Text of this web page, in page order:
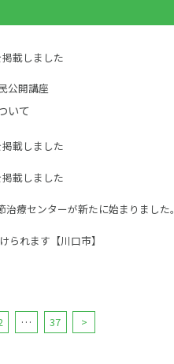
載しました
公開講座
いて
載しました
載しました
療センターが新たに始まりました。
られます【川口市】
… 37 >